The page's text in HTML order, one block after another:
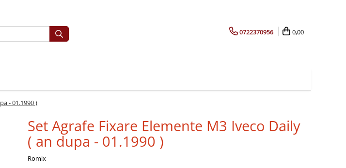
0722370956 0,00
- 01.1990 )
Set Agrafe Fixare Elemente M3 Iveco Daily
( an dupa - 01.1990 )
Romix